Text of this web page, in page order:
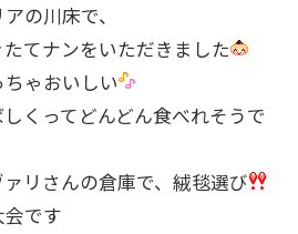
の川床で、
てナンをいただきました
ゃおいしい
くってどんどん食べれそうで
リさんの倉庫で、絨毯選び
です